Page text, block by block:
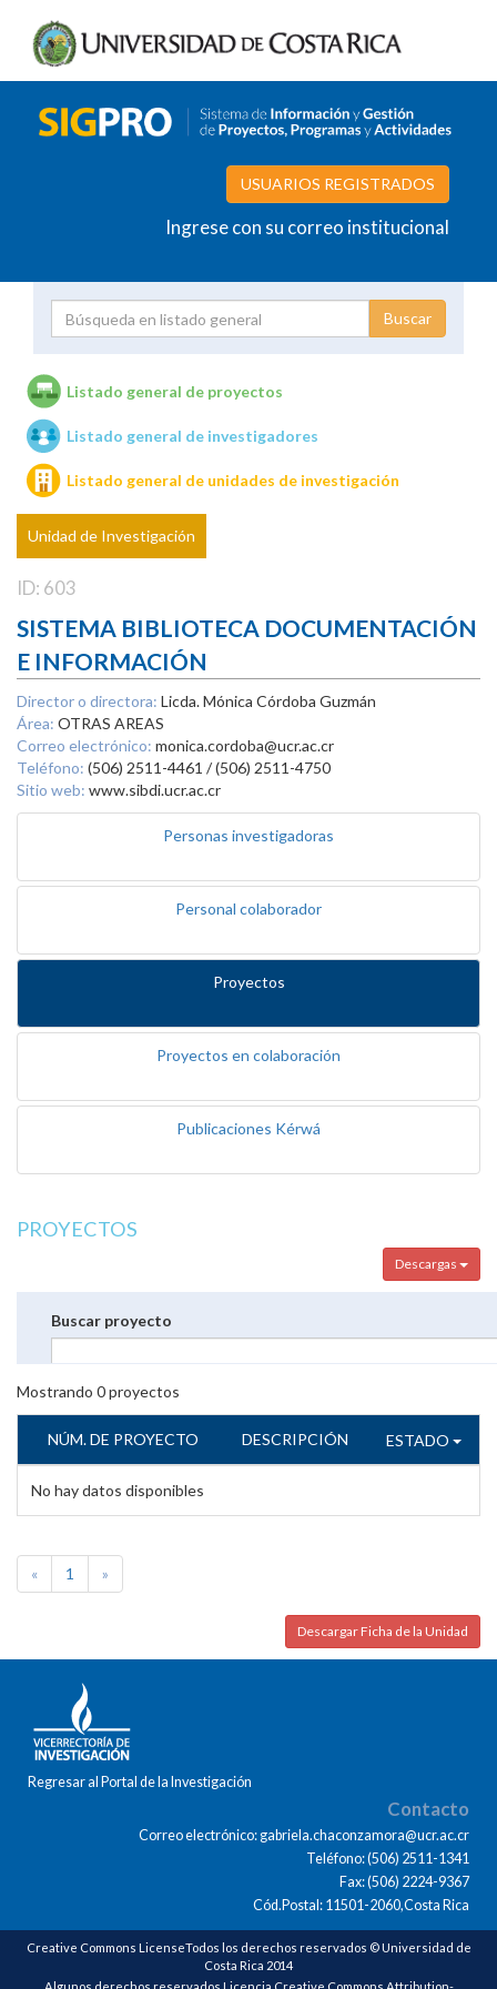
USUARIOS REGISTRADOS
Ingrese con su correo institucional
Unidades de investigación
Listado general de proyectos
Listado general de investigadores
Listado general de unidades de investigación
Unidad de Investigación
ID: 603
SISTEMA BIBLIOTECA DOCUMENTACIÓN
E INFORMACIÓN
Director o directora: Licda. Mónica Córdoba Guzmán
Área: OTRAS AREAS
Correo electrónico: monica.cordoba@ucr.ac.cr
Teléfono: (506) 2511-4461 / (506) 2511-4750
Sitio web: www.sibdi.ucr.ac.cr
Personas investigadoras
Personal colaborador
Proyectos
Proyectos en colaboración
Publicaciones Kérwá
PROYECTOS
Descargas
Buscar proyecto
Mostrando 0proyectos
NÚM. DE PROYECTO DESCRIPCIÓN ESTADO
No hay datos disponibles
« 1 »
Descargar Ficha de la Unidad
Regresar al Portal de la Investigación
Contacto
Correo electrónico: gabriela.chaconzamora@ucr.ac.cr
Teléfono: (506) 2511-1341
Fax: (506) 2224-9367
Cód.Postal: 11501-2060,Costa Rica
Creative Commons LicenseTodos los derechos reservados © Universidad de
Costa Rica 2014